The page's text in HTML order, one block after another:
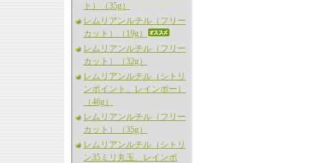
ト）（35g）
レムリアンルチル（フリー
カット）（19g）
レムリアンルチル（フリー
カット）（32g）
レムリアンルチル（シトリ
ンポイント、レインボー）
（46g）
レムリアンルチル（フリー
カット）（35g）
レムリアンルチル（シトリ
ン35ミリ丸玉、レインボ